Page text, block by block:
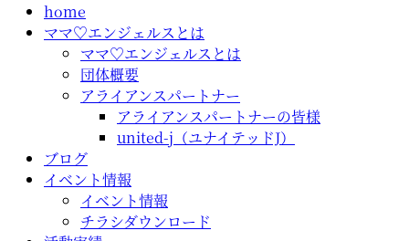
home
ママ♡エンジェルスとは
ママ♡エンジェルスとは
団体概要
アライアンスパートナー
アライアンスパートナーの皆様
united-j（ユナイテッドJ）
ブログ
イベント情報
イベント情報
チラシダウンロード